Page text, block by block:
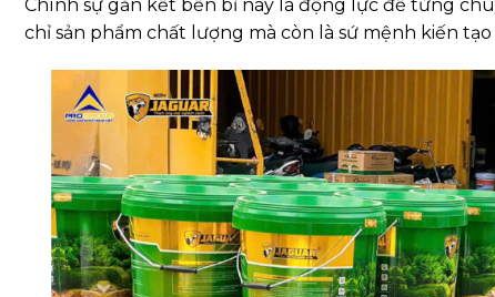
Chính sự gắn kết bền bỉ này là động lực để từng
chỉ sản phẩm chất lượng mà còn là sứ mệnh kiến